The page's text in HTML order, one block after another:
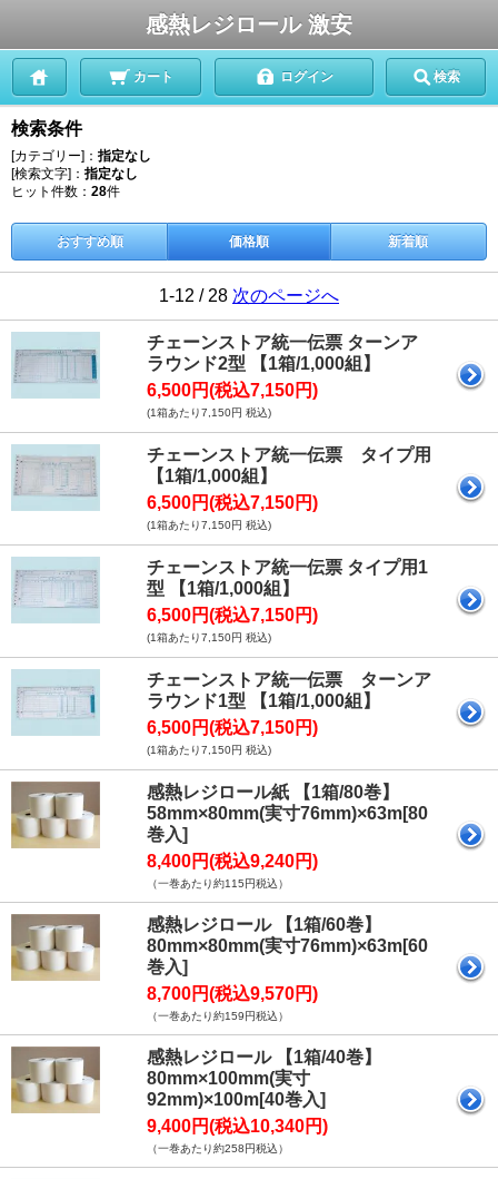
感熱レジロール 激安
カート ログイン 検索
検索条件
[カテゴリー]： 指定なし
[検索文字]： 指定なし
ヒット件数： 28件
おすすめ順 価格順 新着順
1-12 / 28 次のページへ
チェーンストア統一伝票 ターンア
ラウンド2型 【1箱/1,000組】
6,500円(税込7,150円)
(1箱あたり7,150円 税込)
チェーンストア統一伝票 タイプ用
【1箱/1,000組】
6,500円(税込7,150円)
(1箱あたり7,150円 税込)
チェーンストア統一伝票 タイプ用1
型 【1箱/1,000組】
6,500円(税込7,150円)
(1箱あたり7,150円 税込)
チェーンストア統一伝票 ターンア
ラウンド1型 【1箱/1,000組】
6,500円(税込7,150円)
(1箱あたり7,150円 税込)
感熱レジロール紙 【1箱/80巻】
58mm×80mm(実寸76mm)×63m[80
巻入]
8,400円(税込9,240円)
（一巻あたり約115円税込）
感熱レジロール 【1箱/60巻】
80mm×80mm(実寸76mm)×63m[60
巻入]
8,700円(税込9,570円)
（一巻あたり約159円税込）
感熱レジロール 【1箱/40巻】
80mm×100mm(実寸
92mm)×100m[40巻入]
9,400円(税込10,340円)
（一巻あたり約258円税込）